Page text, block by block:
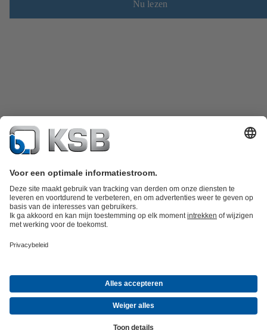
Nu lezen
WatertechniekIndustrietechniek
BedrijfInformatie evenementenPersinformatieCareer opportunities at